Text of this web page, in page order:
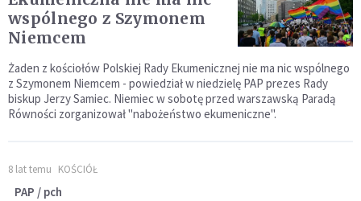
wspólnego z Szymonem
Niemcem
Żaden z kościołów Polskiej Rady Ekumenicznej nie ma nic wspólnego
z Szymonem Niemcem - powiedział w niedzielę PAP prezes Rady
biskup Jerzy Samiec. Niemiec w sobotę przed warszawską Paradą
Równości zorganizował "nabożeństwo ekumeniczne".
8 lat temu KOŚCIÓŁ
PAP / pch